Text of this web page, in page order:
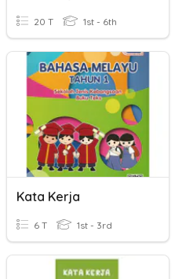
20 T 1st - 6th
Kata Kerja
6 T 1st - 3rd